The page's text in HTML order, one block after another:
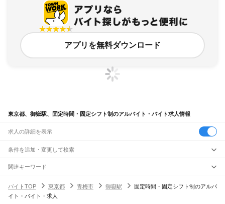
アプリを無料ダウンロード
東京都、御嶽駅、固定時間・固定シフト制のアルバイト・バイト求人情報
求人の詳細を表示
条件を追加・変更して検索
市区町村を追加・変更
東京都すべて
東京23区 すべて
駅を追加・変更
職種を追加・変更
関連キーワード
バイトTOP
東京都 青梅市 御嶽駅
固定時間・固定シフト制のアルバ
イト・バイト・求人